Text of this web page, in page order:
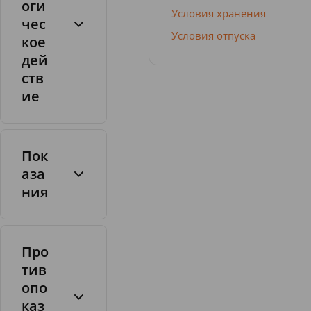
м
и
л
м
к
р
е
з
оги
чес
кое
дей
ств
ие
Пок
аза
ния
Про
тив
опо
каз
Условия хранения
Условия отпуска